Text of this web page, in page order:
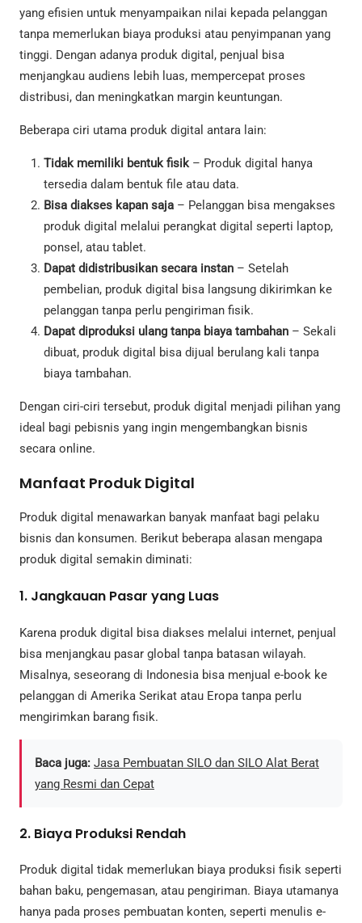
yang efisien untuk menyampaikan nilai kepada pelanggan
tanpa memerlukan biaya produksi atau penyimpanan yang
tinggi. Dengan adanya produk digital, penjual bisa
menjangkau audiens lebih luas, mempercepat proses
distribusi, dan meningkatkan margin keuntungan.
Beberapa ciri utama produk digital antara lain:
Tidak memiliki bentuk fisik– Produk digital hanya
tersedia dalam bentuk file atau data.
Bisa diakses kapan saja – Pelanggan bisa mengakses
produk digital melalui perangkat digital seperti laptop,
ponsel, atau tablet.
Dapat didistribusikan secara instan – Setelah
pembelian, produk digital bisa langsung dikirimkan ke
pelanggan tanpa perlu pengiriman fisik.
Dapat diproduksi ulang tanpa biaya tambahan – Sekali
dibuat, produk digital bisa dijual berulang kali tanpa
biaya tambahan.
Dengan ciri-ciri tersebut, produk digital menjadi pilihan yang
ideal bagi pebisnis yang ingin mengembangkan bisnis
secara online.
Manfaat Produk Digital
Produk digital menawarkan banyak manfaat bagi pelaku
bisnis dan konsumen. Berikut beberapa alasan mengapa
produk digital semakin diminati:
1. Jangkauan Pasar yang Luas
Karena produk digital bisa diakses melalui internet, penjual
bisa menjangkau pasar global tanpa batasan wilayah.
Misalnya, seseorang di Indonesia bisa menjual e-book ke
pelanggan di Amerika Serikat atau Eropa tanpa perlu
mengirimkan barang fisik.
Baca juga: Jasa Pembuatan SILO dan SILO Alat Berat
yang Resmi dan Cepat
2. Biaya Produksi Rendah
Produk digital tidak memerlukan biaya produksi fisik seperti
bahan baku, pengemasan, atau pengiriman. Biaya utamanya
hanya pada proses pembuatan konten, seperti menulis e-